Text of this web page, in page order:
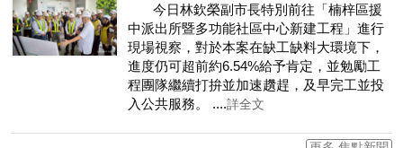
今日林欽榮副市長特別前往「楠梓區援
中派出所暨多功能社區中心新建工程」進行
現場視察，對於本案在缺工缺料大環境下，
進度仍可超前約6.54%給予肯定，並勉勵工
程團隊繼續打拚並加速趲趕，及早完工並投
入公共服務。 ....詳全文